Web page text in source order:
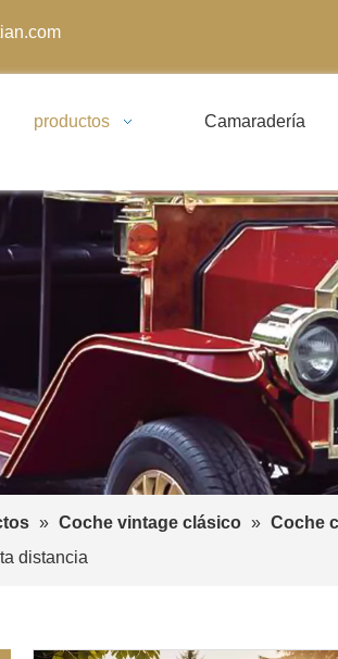
productos Camaradería
» Coche vintage clásico » Coche
distancia